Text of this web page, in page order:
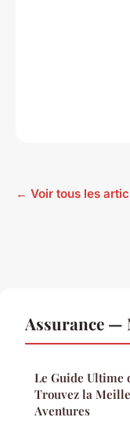
← Voir tous les
Assurance —
Le Guide Ultime
Trouvez la
Aventures